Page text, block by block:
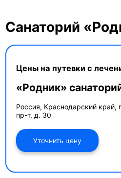
Санаторий
Цены на путевки с
«Родник»
Россия, Краснодарский край,
пр-т, д. 30
Уточнить цену